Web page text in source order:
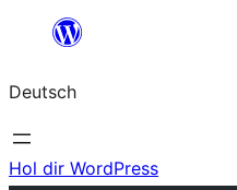
springen
Deutsch
Hol dir WordPress